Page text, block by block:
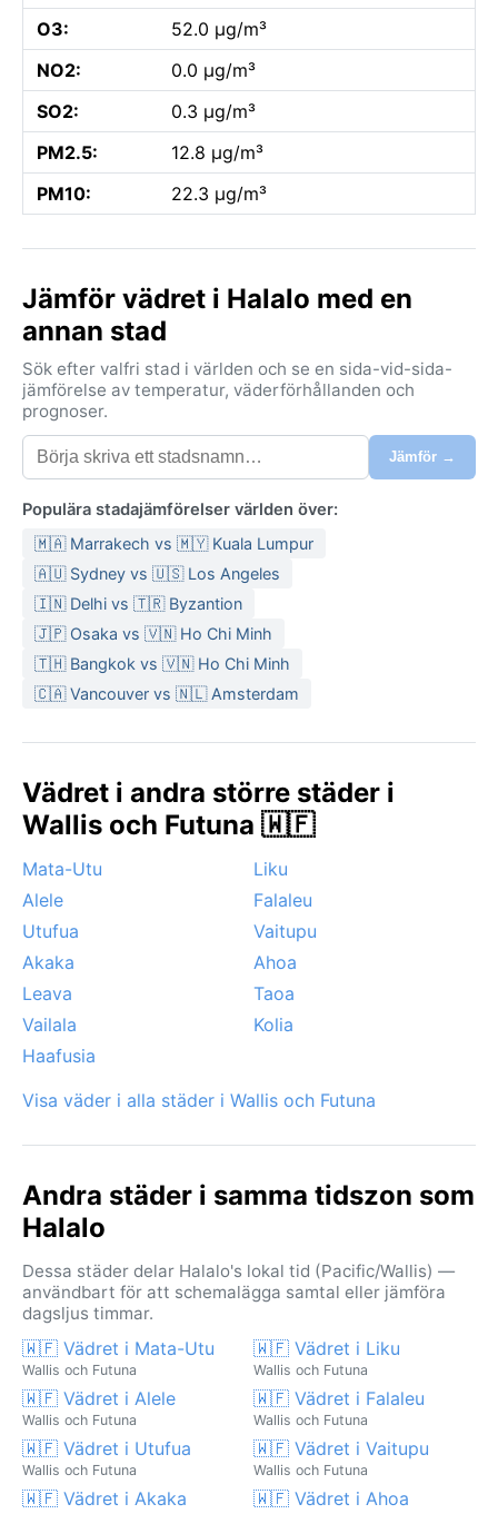
O3:
52.0 µg/m³
NO2:
0.0 µg/m³
SO2:
0.3 µg/m³
PM2.5:
12.8 µg/m³
PM10:
22.3 µg/m³
Jämför vädret i Halalo med en
annan stad
Sök efter valfri stad i världen och se en sida-vid-sida-
jämförelse av temperatur, väderförhållanden och
prognoser.
Jämför →
Populära stadajämförelser världen över:
🇲🇦 Marrakech vs 🇲🇾 Kuala Lumpur
🇦🇺 Sydney vs 🇺🇸 Los Angeles
🇮🇳 Delhi vs 🇹🇷 Byzantion
🇯🇵 Osaka vs 🇻🇳 Ho Chi Minh
🇹🇭 Bangkok vs 🇻🇳 Ho Chi Minh
🇨🇦 Vancouver vs 🇳🇱 Amsterdam
Vädret i andra större städer i
Wallis och Futuna 🇼🇫
Mata-Utu
Liku
Alele
Falaleu
Utufua
Vaitupu
Akaka
Ahoa
Leava
Taoa
Vailala
Kolia
Haafusia
Visa väder i alla städer i Wallis och Futuna
Andra städer i samma tidszon som
Halalo
Dessa städer delar Halalo's lokal tid (Pacific/Wallis) —
användbart för att schemalägga samtal eller jämföra
dagsljus timmar.
🇼🇫 Vädret i Mata-Utu
Wallis och Futuna
🇼🇫 Vädret i Liku
Wallis och Futuna
🇼🇫 Vädret i Alele
Wallis och Futuna
🇼🇫 Vädret i Falaleu
Wallis och Futuna
🇼🇫 Vädret i Utufua
Wallis och Futuna
🇼🇫 Vädret i Vaitupu
Wallis och Futuna
🇼🇫 Vädret i Akaka 🇼🇫 Vädret i Ahoa